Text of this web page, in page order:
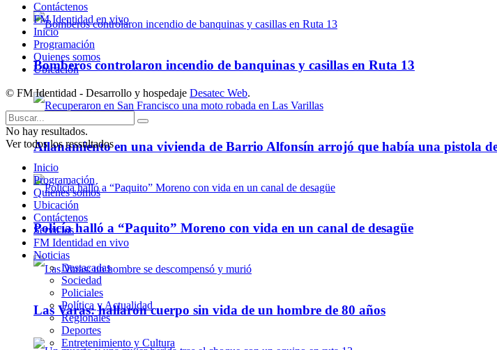
Bomberos controlaron incendio de banquinas y casillas en Ruta 13
Allanamiento en una vivienda de Barrio Alfonsín arrojó que había una pistola
Policía halló a “Paquito” Moreno con vida en un canal de desagüe
Las Varas: hallaron cuerpo sin vida de un hombre de 80 años
Contáctenos
FM Identidad en vivo
Inicio
Programación
Quienes somos
Ubicación
© FM Identidad - Desarrollo y hospedaje Desatec Web.
No hay resultados.
Ver todos los ressultados
Inicio
Programación
Quienes somos
Ubicación
Contáctenos
Servicios
FM Identidad en vivo
Noticias
Destacadas
Sociedad
Policiales
Política y Actualidad
Regionales
Deportes
Entretenimiento y Cultura